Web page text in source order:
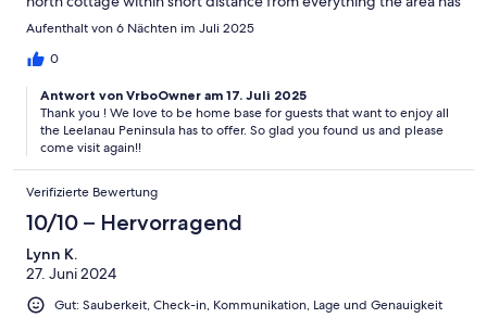
to offer I can't recommend this option enough. We will
Aufenthalt von 6 Nächten im Juli 2025
0
Antwort von VrboOwner am 17. Juli 2025
Thank you ! We love to be home base for guests that want to enjoy all
the Leelanau Peninsula has to offer. So glad you found us and please
come visit again!!
Verifizierte Bewertung
10/10 – Hervorragend
Lynn K.
27. Juni 2024
Gut: Sauberkeit, Check-in, Kommunikation, Lage und Genauigkeit